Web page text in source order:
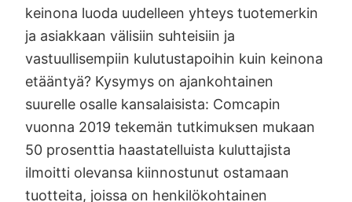
keinona luoda uudelleen yhteys tuotemerkin
ja asiakkaan välisiin suhteisiin ja
vastuullisempiin kulutustapoihin kuin keinona
etääntyä? Kysymys on ajankohtainen
suurelle osalle kansalaisista: Comcapin
vuonna 2019 tekemän tutkimuksen mukaan
50 prosenttia haastatelluista kuluttajista
ilmoitti olevansa kiinnostunut ostamaan
tuotteita, joissa on henkilökohtainen